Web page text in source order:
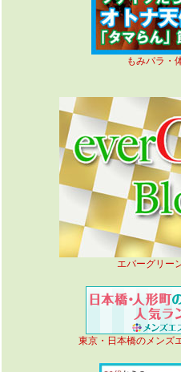
もみパラ・
エバーグリー
東京・日本橋のメンズ